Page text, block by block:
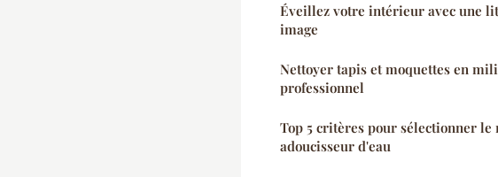
Éveillez votre intérieur avec une
image
Nettoyer tapis et moquettes en
professionnel
Top 5 critères pour sélectionner
adoucisseur d'eau